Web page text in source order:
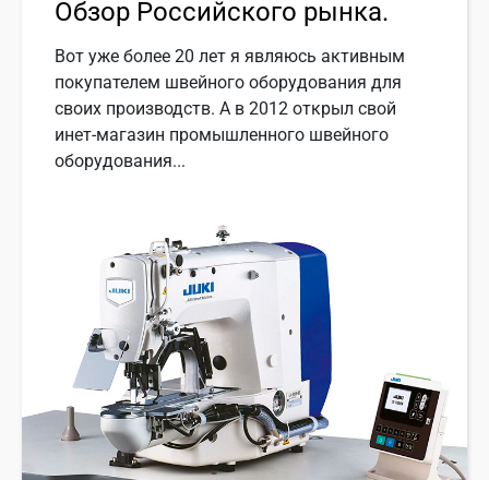
Обзор Российского рынка.
Вот уже более 20 лет я являюсь активным
покупателем швейного оборудования для
своих производств. А в 2012 открыл свой
инет-магазин промышленного швейного
оборудования...